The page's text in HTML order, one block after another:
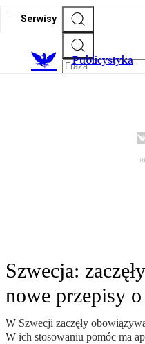
Serwisy
Publicystyka
Szwecja:
nowe przepisy
W Szwecji zaczęły
W ich stosowaniu pomóc ma